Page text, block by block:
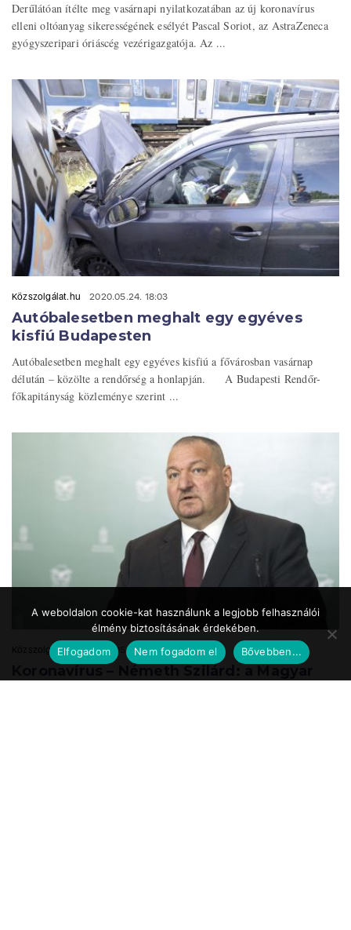
Derűlátóan ítélte meg vasárnapi nyilatkozatában az új koronavírus
elleni oltóanyag sikerességének esélyét Pascal Soriot, az AstraZeneca
gyógyszeripari óriáscég vezérigazgatója. Az ...
Közszolgálat.hu 2020.05.24. 18:03
Autóbalesetben meghalt egy egyéves
kisfiú Budapesten
Autóbalesetben meghalt egy egyéves kisfiú a fővárosban vasárnap
délután – közölte a rendőrség a honlapján. A Budapesti Rendőr-
főkapitányság közleménye szerint ...
Közszolgálat.hu 2020.05.24. 17:39
A weboldalon cookie-kat használunk a legjobb felhasználói
élmény biztosításának érdekében.
Elfogadom
Nem fogadom el Bővebben...